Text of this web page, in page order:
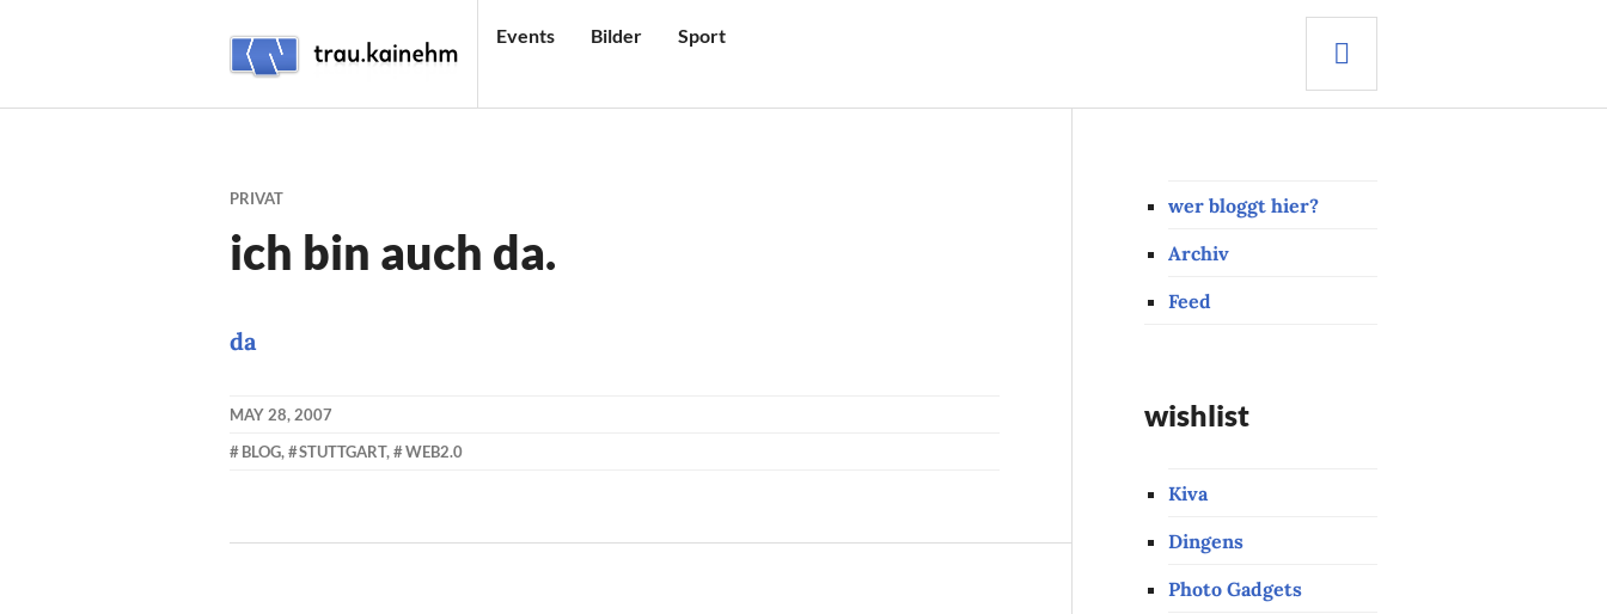
TRAU.KAINEHM
Events Bilder Sport
PRIVAT
ich bin auch da.
da
MAY 28, 2007
KAIBLOG, STUTTGART, WEB2.0
wer bloggt hier?
Archiv
Feed
wishlist
Kiva
Dingens
Photo Gadgets